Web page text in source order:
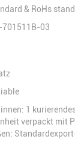
& RoHs
701511B-03
1
verpackt mit